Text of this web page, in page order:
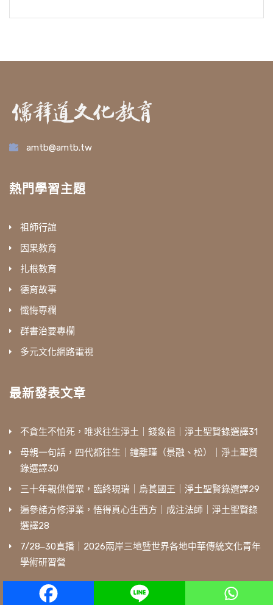
amtb@amtb.tw
熱門學習主題
祖師行誼
因果教育
扎根教育
德育故事
懺悔專欄
群書治要專欄
多元文化網路電視
最新發表文章
不貪生不怕死，唯求往生淨土｜錢象祖｜淨土聖賢錄選譯31
母親一句話，四代都往生｜鐘離瑾（景融、松）｜淨土聖賢
錄選譯30
三十年親供僧眾，臨終現瑞｜烏萇國王｜淨土聖賢錄選譯29
遍參諸方修淨業，悟得真心生西方｜成注法師｜淨土聖賢錄
選譯28
7/28‒30直播｜2026兩岸三地暨世界各地中華傳統文化青年
學術研習營